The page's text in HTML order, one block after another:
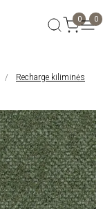
0 0
Recharge kiliminės